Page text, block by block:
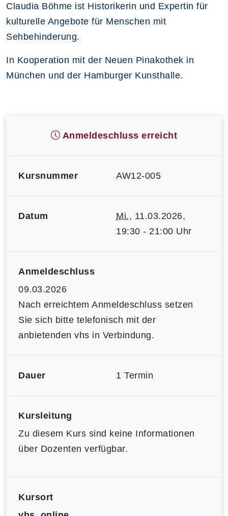
Claudia Böhme ist Historikerin und Expertin für
kulturelle Angebote für Menschen mit
Sehbehinderung.
In Kooperation mit der Neuen Pinakothek in
München und der Hamburger Kunsthalle.
Anmeldeschluss erreicht
Kursnummer AW12-005
Datum Mi., 11.03.2026,
19:30 - 21:00 Uhr
Anmeldeschluss
09.03.2026
Nach erreichtem Anmeldeschluss setzen
Sie sich bitte telefonisch mit der
anbietenden vhs in Verbindung.
Dauer 1 Termin
Kursleitung
Zu diesem Kurs sind keine Informationen
über Dozenten verfügbar.
Kursort